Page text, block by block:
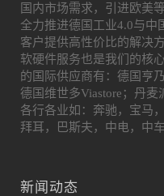
国内市场需求，引进欧美
全力推进德国工业4.0与中
客户提供高性价比的解决
软硬件服务也是我们的核
的国际供应商有：德国亨
德国维世多Viastore；丹
各行各业如：奔驰，宝马
拜耳，巴斯夫，中电，中
新闻动态